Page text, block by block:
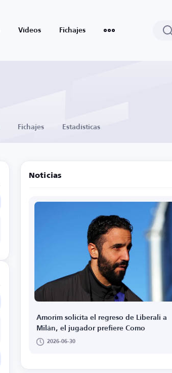
Vídeos Fichajes
Fichajes Estadísticas
Noticias
Amorim solicita el regreso de Liberali a
Milán, el jugador prefiere Como
2026-06-30